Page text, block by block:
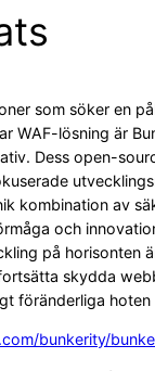
som söker en
WAF-lösning är
Dess open-
kombination av
och
på horisonten
skydda
föränderliga hoten
bunkerity/